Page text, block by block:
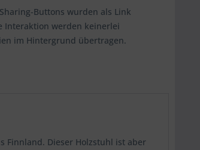
Buttons wurden als Link
Interaktion werden keinerlei
im Hintergrund übertragen.
Finnland. Dieser Holzstuhl ist aber